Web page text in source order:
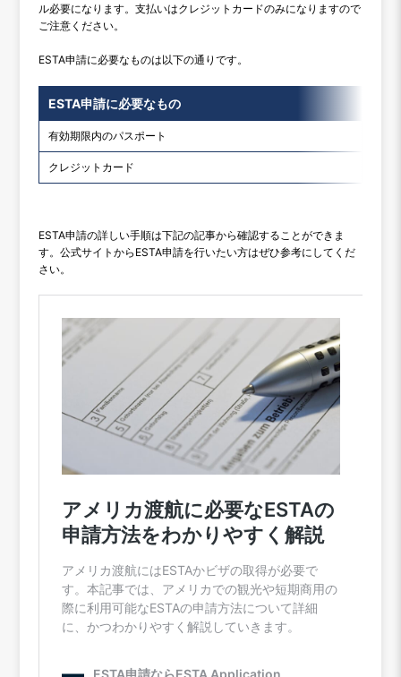
ル必要になります。支払いはクレジットカードのみになりますので
ご注意ください。
ESTA申請に必要なものは以下の通りです。
ESTA申請に必要なもの
有効期限内のパスポート
クレジットカード
ESTA申請の詳しい手順は下記の記事から確認することができま
す。公式サイトからESTA申請を行いたい方はぜひ参考にしてくだ
さい。